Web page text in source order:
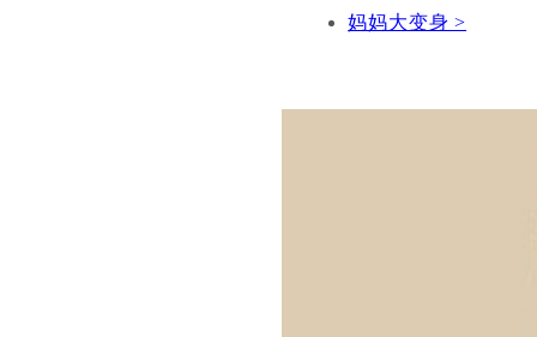
妈妈大变身 >